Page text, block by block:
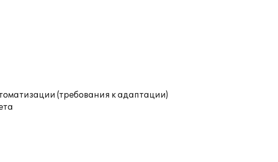
(требования к адаптации)